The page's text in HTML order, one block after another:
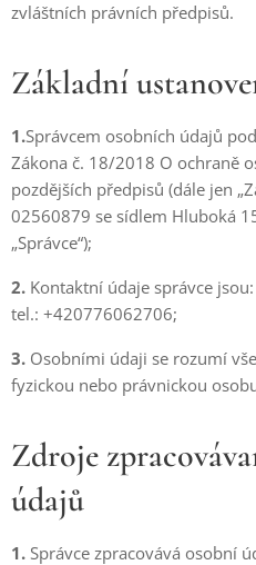
zvláštních právních předpisů.
Základní
1.Správcem osobních údajů
Zákona č. 18/2018 O ochraně
pozdějších předpisů (dále jen
02560879 se sídlem Hluboká
„Správce“);
2. Kontaktní údaje správce
tel.: +420776062706;
3. Osobními údaji se rozumí
fyzickou nebo právnickou
Zdroje
údajů
1. Správce zpracovává osobní